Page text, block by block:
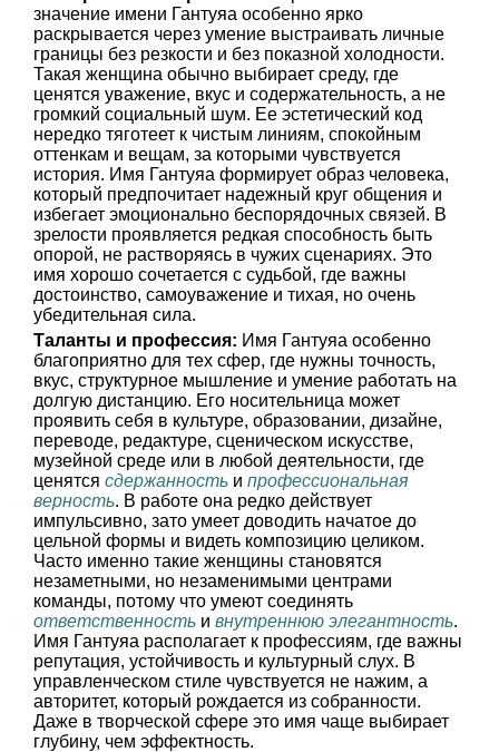
значение имени Гантуяа особенно ярко
раскрывается через умение выстраивать личные
границы без резкости и без показной холодности.
Такая женщина обычно выбирает среду, где
ценятся уважение, вкус и содержательность, а не
громкий социальный шум. Ее эстетический код
нередко тяготеет к чистым линиям, спокойным
оттенкам и вещам, за которыми чувствуется
история. Имя Гантуяа формирует образ человека,
который предпочитает надежный круг общения и
избегает эмоционально беспорядочных связей. В
зрелости проявляется редкая способность быть
опорой, не растворяясь в чужих сценариях. Это
имя хорошо сочетается с судьбой, где важны
достоинство, самоуважение и тихая, но очень
убедительная сила.
Таланты и профессия: Имя Гантуяа особенно
благоприятно для тех сфер, где нужны точность,
вкус, структурное мышление и умение работать на
долгую дистанцию. Его носительница может
проявить себя в культуре, образовании, дизайне,
переводе, редактуре, сценическом искусстве,
музейной среде или в любой деятельности, где
ценятся сдержанность и профессиональная
верность. В работе она редко действует
импульсивно, зато умеет доводить начатое до
цельной формы и видеть композицию целиком.
Часто именно такие женщины становятся
незаметными, но незаменимыми центрами
команды, потому что умеют соединять
ответственность и внутреннюю элегантность.
Имя Гантуяа располагает к профессиям, где важны
репутация, устойчивость и культурный слух. В
управленческом стиле чувствуется не нажим, а
авторитет, который рождается из собранности.
Даже в творческой сфере это имя чаще выбирает
глубину, чем эффектность.